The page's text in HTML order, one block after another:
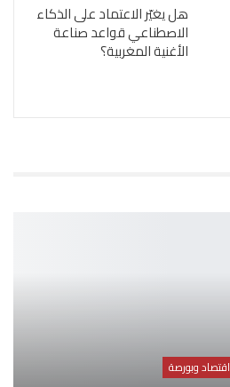
هل يغيّر الاعتماد على الذكاء
الاصطناعي قواعد صناعة
الأغنية المغربية؟
اقتصاد وبورصة